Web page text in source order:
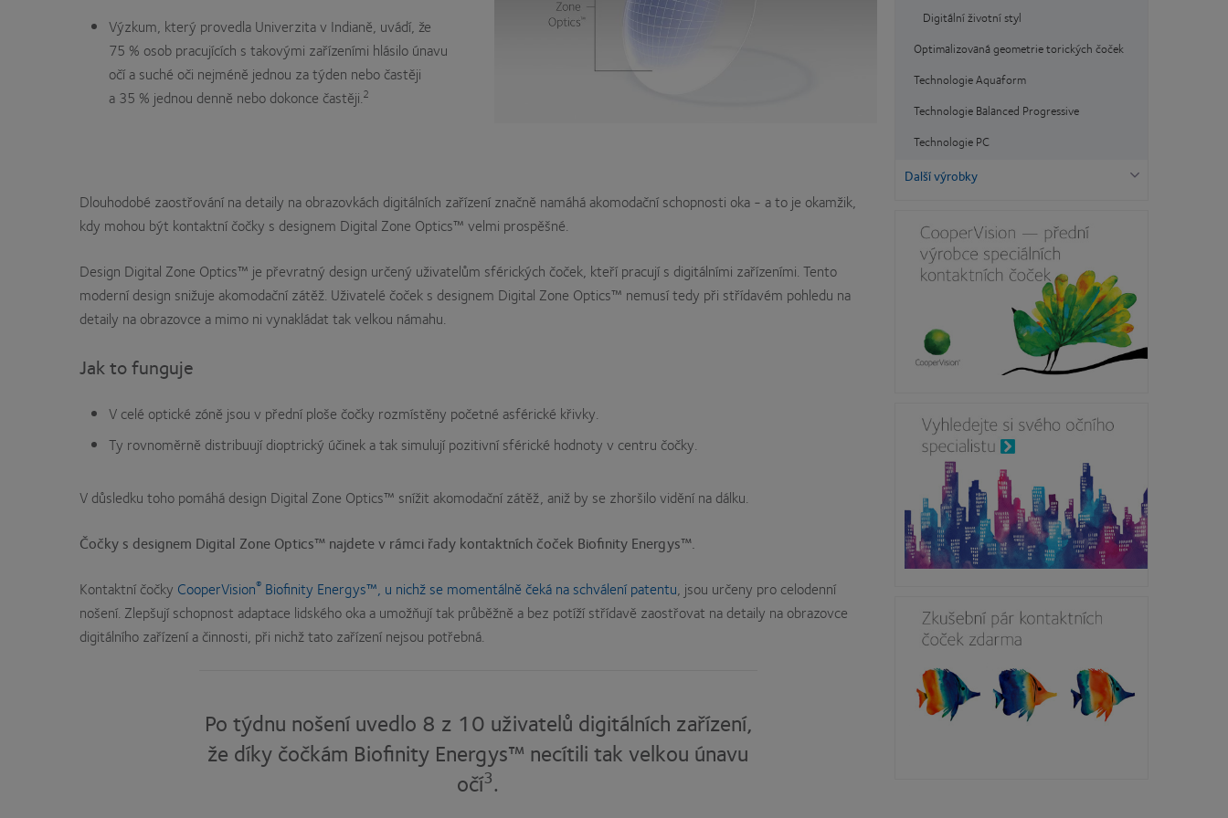
Výzkum, který provedla Univerzita v Indianě, uvádí, že
75 % osob pracujících s takovými zařízeními hlásilo únavu
očí a suché oči nejméně jednou za týden nebo častěji
a 35 % jednou denně nebo dokonce častěji.2
Dlouhodobé zaostřování na detaily na obrazovkách digitálních zařízení značně namáhá akomodační schopnosti oka - a to je okamžik,
kdy mohou být kontaktní čočky s designem Digital Zone Optics™ velmi prospěšné.
Design Digital Zone Optics™ je převratný design určený uživatelům sférických čoček, kteří pracují s digitálními zařízeními. Tento
moderní design snižuje akomodační zátěž. Uživatelé čoček s designem Digital Zone Optics™ nemusí tedy při střídavém pohledu na
detaily na obrazovce a mimo ni vynakládat tak velkou námahu.
Jak to funguje
V celé optické zóně jsou v přední ploše čočky rozmístěny početné asférické křivky.
Ty rovnoměrně distribuují dioptrický účinek a tak simulují pozitivní sférické hodnoty v centru čočky.
V důsledku toho pomáhá design Digital Zone Optics™ snížit akomodační zátěž, aniž by se zhoršilo vidění na dálku.
Čočky s designem Digital Zone Optics™ najdete v rámci řady kontaktních čoček Biofinity Energys™.
Kontaktní čočky CooperVision® Biofinity Energys™, u nichž se momentálně čeká na schválení patentu, jsou určeny pro celodenní
nošení. Zlepšují schopnost adaptace lidského oka a umožňují tak průběžně a bez potíží střídavě zaostřovat na detaily na obrazovce
digitálního zařízení a činnosti, při nichž tato zařízení nejsou potřebná.
Po týdnu nošení uvedlo 8 z 10 uživatelů digitálních zařízení,
že díky čočkám Biofinity Energys™ necítili tak velkou únavu
očí3.
Digitální životní styl
Optimalizovaná geometrie torických čoček
Technologie Aquaform
Technologie Balanced Progressive
Technologie PC
Další výrobky